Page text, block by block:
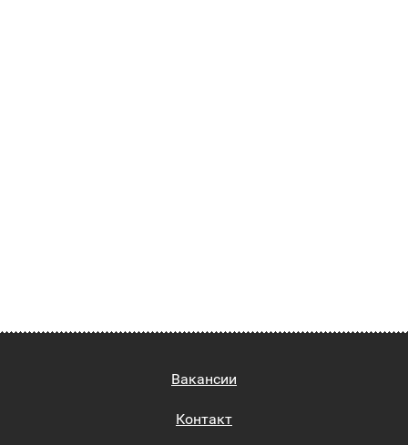
Вакансии
Контакт